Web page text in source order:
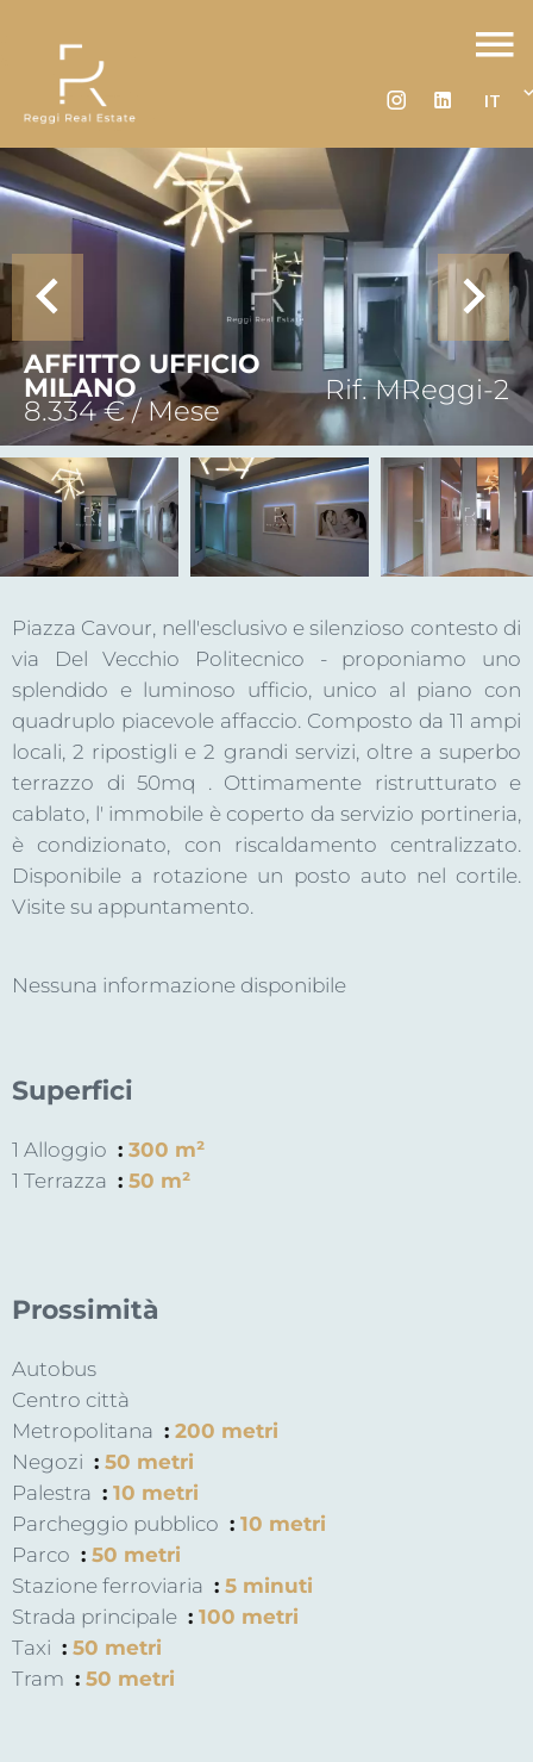
IT
AFFITTO UFFICIO
MILANO Rif. MReggi-2
8.334 € / Mese
Piazza Cavour, nell'esclusivo e silenzioso contesto di
via Del Vecchio Politecnico - proponiamo uno
splendido e luminoso ufficio, unico al piano con
quadruplo piacevole affaccio. Composto da 11 ampi
locali, 2 ripostigli e 2 grandi servizi, oltre a superbo
terrazzo di 50mq . Ottimamente ristrutturato e
cablato, l' immobile è coperto da servizio portineria,
è condizionato, con riscaldamento centralizzato.
Disponibile a rotazione un posto auto nel cortile.
Visite su appuntamento.
Nessuna informazione disponibile
Superfici
1 Alloggio
300 m²
1 Terrazza
50 m²
Prossimità
Autobus
Centro città
Metropolitana
200 metri
Negozi
50 metri
Palestra
10 metri
Parcheggio pubblico
10 metri
Parco
50 metri
Stazione ferroviaria
5 minuti
Strada principale
100 metri
Taxi
50 metri
Tram
50 metri